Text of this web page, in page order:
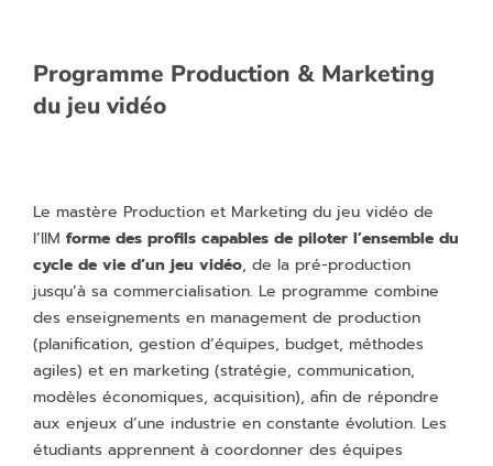
Programme Production & Marketing
du jeu vidéo
Le mastère Production et Marketing du jeu vidéo de
l’IIM forme des profils capables de piloter l’ensemble du
cycle de vie d’un jeu vidéo, de la pré-production
jusqu’à sa commercialisation. Le programme combine
des enseignements en management de production
(planification, gestion d’équipes, budget, méthodes
agiles) et en marketing (stratégie, communication,
modèles économiques, acquisition), afin de répondre
aux enjeux d’une industrie en constante évolution. Les
étudiants apprennent à coordonner des équipes